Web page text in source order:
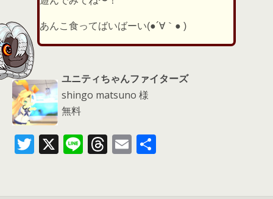
あんこ食ってばいばーい(●´∀｀● )
ユニティちゃんファイターズ
shingo matsuno 様
無料
T X Li T E